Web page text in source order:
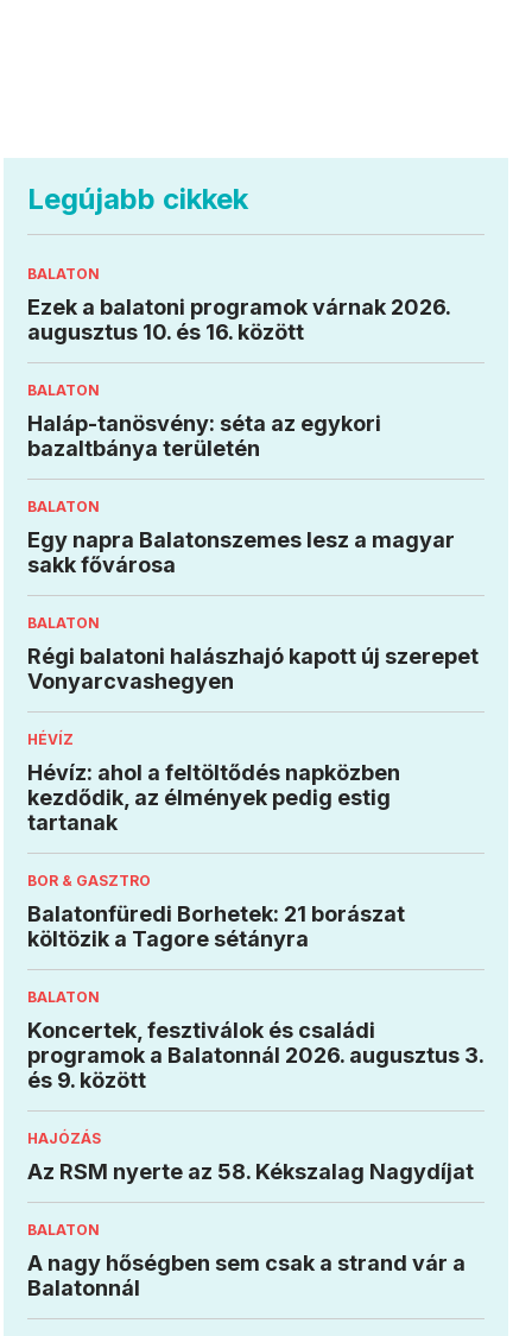
Legújabb cikkek
BALATON
Ezek a balatoni programok várnak 2026.
augusztus 10. és 16. között
BALATON
Haláp-tanösvény: séta az egykori
bazaltbánya területén
BALATON
Egy napra Balatonszemes lesz a magyar
sakk fővárosa
BALATON
Régi balatoni halászhajó kapott új szerepet
Vonyarcvashegyen
HÉVÍZ
Hévíz: ahol a feltöltődés napközben
kezdődik, az élmények pedig estig
tartanak
BOR & GASZTRO
Balatonfüredi Borhetek: 21 borászat
költözik a Tagore sétányra
BALATON
Koncertek, fesztiválok és családi
programok a Balatonnál 2026. augusztus 3.
és 9. között
HAJÓZÁS
Az RSM nyerte az 58. Kékszalag Nagydíjat
BALATON
A nagy hőségben sem csak a strand vár a
Balatonnál